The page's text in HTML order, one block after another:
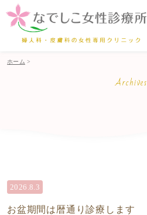
ホーム >
Archives
2026.8.3
お盆期間は暦通り診療します